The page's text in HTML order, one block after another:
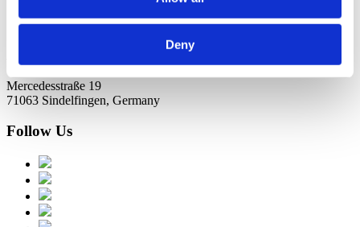
Deny
Mercedesstraße 19
71063 Sindelfingen, Germany
Follow Us